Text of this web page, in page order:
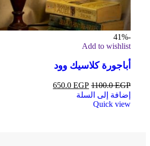
-41%
Add to wishlist
أباجورة كلاسيك وود
1100.0EGP
650.0 EGP
إضافة إلى السلة
Quick view